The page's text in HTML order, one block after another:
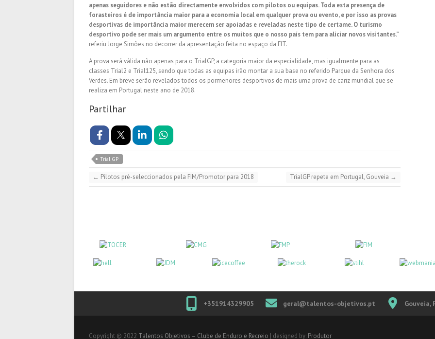
apenas seguidores e não estão directamente envolvidos com pilotos ou equipas. Toda esta presença de
forasteiros é de importância maior para a economia local em qualquer prova ou evento, e por isso as provas
desportivas de importância maior merecem ser apoiadas e reveladas neste tipo de certame. O turismo
desportivo pode ser mais um argumento entre os muitos que o nosso país tem para aliciar novos visitantes.”
referiu Jorge Simões no decorrer da apresentação feita no espaço da FIT.
A prova será válida não apenas para o TrialGP, a categoria maior da especialidade, mas igualmente para as
classes Trial2 e Trial125, sendo que todas as equipas irão montar a sua base no referido Parque da Senhora dos
Verdes. Em breve serão revelados todos os pormenores desportivos de mais uma prova de cariz mundial que se
realiza em Portugal neste ano de 2018.
Partilhar
Trial GP
← Pilotos pré-seleccionados pela FIM/Promotor para 2018 TrialGP repete em Portugal, Gouveia →
+351914329905 geral@talentos-objetivos.pt Gouveia,
Copyright © 2022 Talentos Objetivos – Clube de Enduro e Recreio | designed by: Produtor